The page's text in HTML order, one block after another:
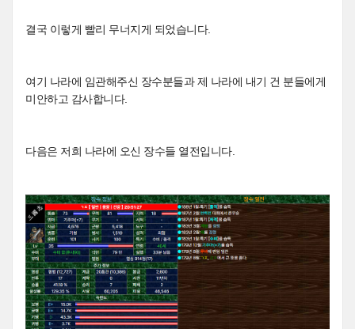
결국 이렇게 빨리 무너지게 되었습니다.
여기 나라에 임관해주신 장수분들과 제 나라에 내기 건 분들에게
미안하고 감사합니다.
다음은 저희 나라에 오신 장수들 열전입니다.